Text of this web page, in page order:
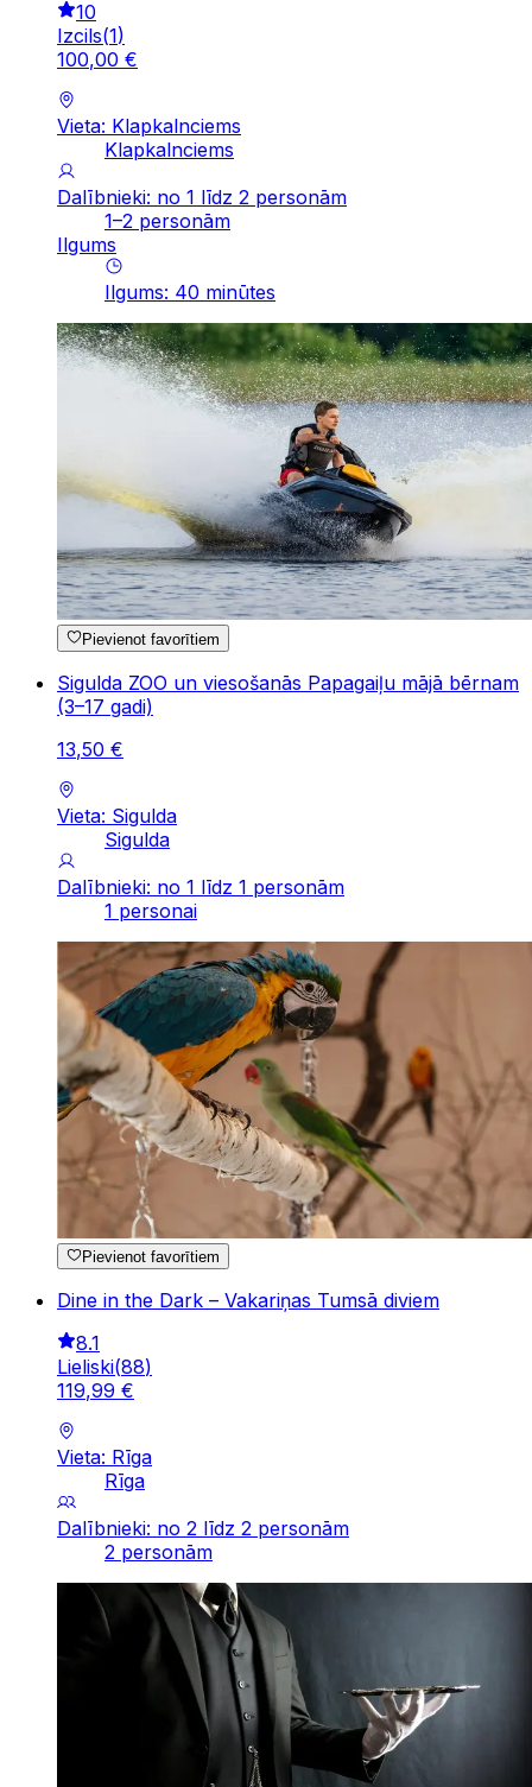
10
Izcils(1)
100,00 €
Vieta: Klapkalnciems
Klapkalnciems
Dalībnieki: no 1 līdz 2 personām
1–2 personām
Ilgums
Ilgums: 40 minūtes
Pievienot favorītiem
Sigulda ZOO un viesošanās Papagaiļu mājā bērnam
(3–17 gadi)
13,50 €
Vieta: Sigulda
Sigulda
Dalībnieki: no 1 līdz 1 personām
1 personai
Pievienot favorītiem
Dine in the Dark – Vakariņas Tumsā diviem
8.1
Lieliski(88)
119,99 €
Vieta: Rīga
Rīga
Dalībnieki: no 2 līdz 2 personām
2 personām